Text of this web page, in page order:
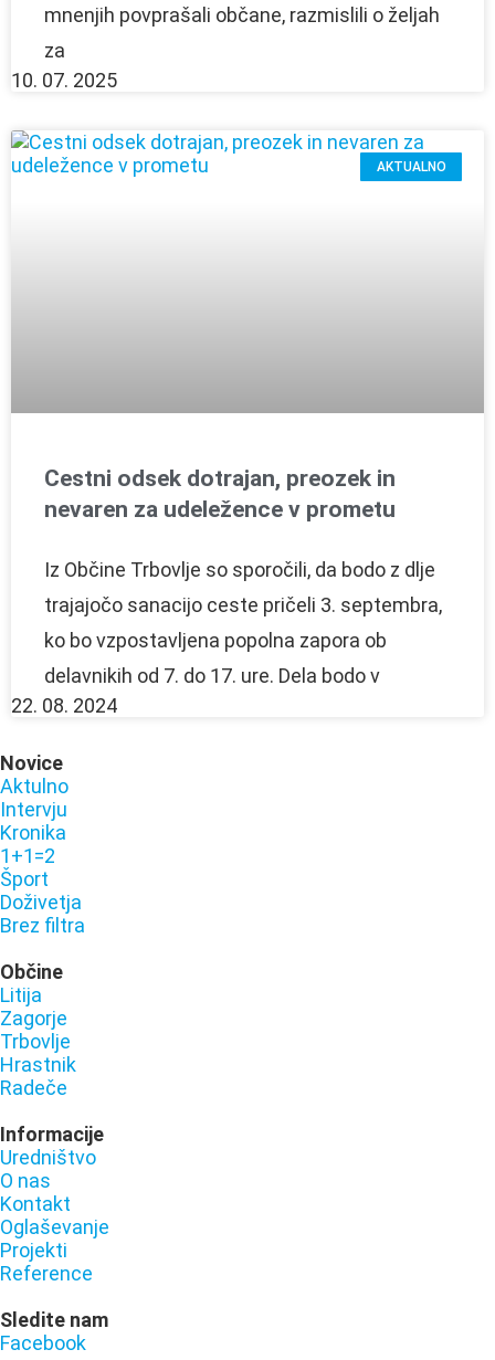
mnenjih povprašali občane, razmislili o željah
za
10. 07. 2025
AKTUALNO
Cestni odsek dotrajan, preozek in
nevaren za udeležence v prometu
Iz Občine Trbovlje so sporočili, da bodo z dlje
trajajočo sanacijo ceste pričeli 3. septembra,
ko bo vzpostavljena popolna zapora ob
delavnikih od 7. do 17. ure. Dela bodo v
22. 08. 2024
Novice
Aktulno
Intervju
Kronika
1+1=2
Šport
Doživetja
Brez filtra
Občine
Litija
Zagorje
Trbovlje
Hrastnik
Radeče
Informacije
Uredništvo
O nas
Kontakt
Oglaševanje
Projekti
Reference
Sledite nam
Facebook